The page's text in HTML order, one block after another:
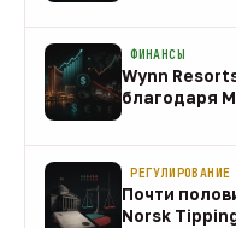
ФИНАНСЫ
Wynn
благодаря
РЕГУЛИРОВАНИЕ
Почти
Norsk